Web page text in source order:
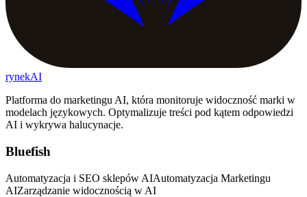
rynekAI
Platforma do marketingu AI, która monitoruje widoczność marki w
modelach językowych. Optymalizuje treści pod kątem odpowiedzi
AI i wykrywa halucynacje.
Bluefish
Automatyzacja i SEO sklepów AIAutomatyzacja Marketingu
AIZarządzanie widocznością w AI